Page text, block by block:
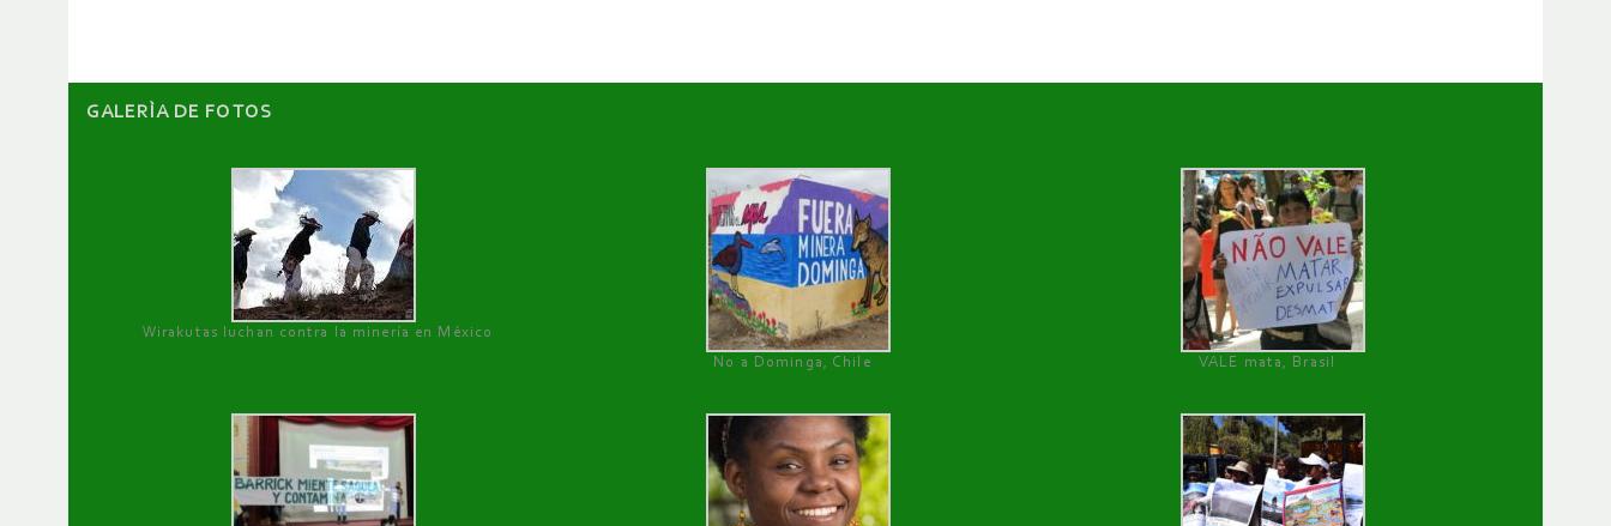
GALERÌA DE FOTOS
Wirakutas luchan contra la minería en México
No a Dominga, Chile
VALE mata, Brasil